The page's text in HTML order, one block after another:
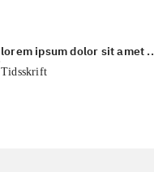
lorem ipsum dolor sit amet
Tidsskrift